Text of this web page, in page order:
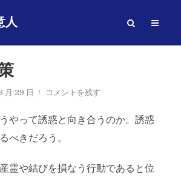
人
月 29 日 コメントを残す
やって誘惑と向き合うのか。誘惑
べきだろう。
霊や結びを損なう行動であると位